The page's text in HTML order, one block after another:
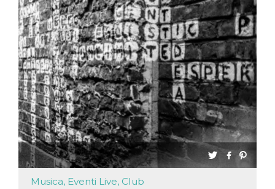
Musica, Eventi Live, Club